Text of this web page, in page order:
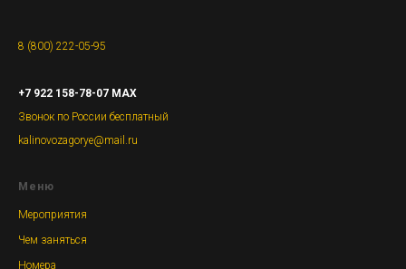
8 (800) 222-05-95
+7 922 158-78-07 MAX
Звонок по России бесплатный
kalinovozagorye@mail.ru
Меню
Мероприятия
Чем заняться
Номера